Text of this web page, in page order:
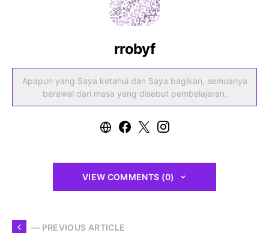
rrobyf
Apapun yang Saya ketahui dan Saya bagikan, semuanya
berawal dari masa yang disebut pembelajaran.
VIEW COMMENTS (0)
— PREVIOUS ARTICLE